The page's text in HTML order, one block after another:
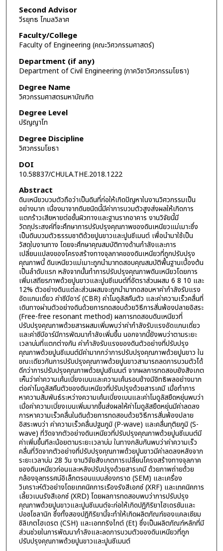
Second Advisor
วีรยุทธ โกมลวิลาศ
Faculty/College
Faculty of Engineering (คณะวิศวกรรมศาสตร์)
Department (if any)
Department of Civil Engineering (ภาควิชาวิศวกรรมโยธา)
Degree Name
วิศวกรรมศาสตรมหาบัณฑิต
Degree Level
ปริญญาโท
Degree Discipline
วิศวกรรมโยธา
DOI
10.58837/CHULA.THE.2018.1222
Abstract
ดินเหนียวบวมตัวถือว่าเป็นดินที่ก่อให้เกิดปัญหาในงานวิศวกรรมเป็น
อย่างมาก เนื่องมาจากดินชนิดนี้มีค่าการบวมตัวสูงส่งผลให้เกิดการ
แตกร้าวเสียหายต่อชั้นผิวทางและฐานรากอาคาร งานวิจัยนี้มี
วัตถุประสงค์ที่จะศึกษาการปรับปรุงคุณภาพของดินเหนียวแม่เมาะซึ่ง
เป็นดินบวมตัวธรรมชาติด้วยปูนขาวและปูนซีเมนต์ เพื่อนำมาใช้เป็น
วัสดุในงานทาง โดยจะศึกษาคุณสมบัติทางด้านกำลังและการ
เปลี่ยนแปลงของโครงสร้างทางจุลภาคของดินเหนียวที่ถูกปรับปรุง
คุณภาพนี้ ดินเหนียวแม่เมาะถูกนำมาทดสอบคุณสมบัติพื้นฐานเบื้องต้น
เป็นลำดับแรก หลังจากนั้นทำการปรับปรุงคุณภาพดินเหนียวโดยการ
เพิ่มเสถียรภาพด้วยปูนขาวและปูนซีเมนต์ที่อัตราส่วนผสม 6 8 10 และ
12% ตัวอย่างดินแต่ละส่วนผสมจะถูกนำมาทดสอบหาค่ากำลังรับแรง
อัดแกนเดี่ยว ค่าซีบีอาร์ (CBR) ค่าโมดูลัสคืนตัว และค่าความเร็วคลื่นที่
เดินทางผ่านตัวอย่างดินด้วยการทดสอบด้วยวิธีการสั่นพ้องปลายอิสระ
(Free-free resonant method) ผลการทดสอบดินเหนียวที่
ปรับปรุงคุณภาพด้วยสารผสมเพิ่มพบว่าค่ากำลังรับแรงอัดแกนเดี่ยว
และค่าซีบีอาร์มีการพัฒนากำลังเพิ่มขึ้น นอกจากนี้ยังพบว่าตามระยะ
เวลาบ่มที่แตกต่างกัน ค่ากำลังรับแรงของดินตัวอย่างที่ปรับปรุง
คุณภาพด้วยปูนซีเมนต์มีค่ามากกว่าการปรับปรุงคุณภาพด้วยปูนขาว ใน
ขณะเดียวกันการปรับปรุงคุณภาพด้วยปูนขาวสามารถลดการบวมตัวได้
ดีกว่าการปรับปรุงคุณภาพด้วยปูนซีเมนต์ จากผลการทดสอบยังสังเกต
เห็นว่าค่าความเค้นเบี่ยงเบนและความเค้นรอบข้างมีอิทธิพลอย่างมาก
ต่อค่าโมดูลัสคืนตัวของดินเหนียวที่ปรับปรุงด้วยสารเคมี เมื่อทำการ
หาความสัมพันธ์ระหว่างความเค้นเบี่ยงเบนและค่าโมดูลัสยืดหยุ่นพบว่า
เมื่อค่าความเบี่ยงเบนเพิ่มมากขึ้นส่งผลให้ค่าโมดูลัสยืดหยุ่นมีค่าลดลง
การหาความเร็วคลื่นในดินด้วยการทดสอบด้วยวิธีการสั่นพ้องปลาย
อิสระพบว่า ค่าความเร็วคลื่นปฐมภูมิ (P-wave) และคลื่นทุติยภูมิ (S-
wave) ที่วัดจากตัวอย่างดินเหนียวที่ปรับปรุงคุณภาพด้วยปูนซีเมนต์มี
ค่าเพิ่มขึ้นทีละน้อยตามระยะเวลาบ่ม ในทางกลับกันพบว่าค่าความเร็ว
คลื่นที่วัดจากตัวอย่างที่ปรับปรุงคุณภาพด้วยปูนขาวมีค่าลดลงหลังจาก
ระยะเวลาบ่ม 28 วัน งานวิจัยสังเกตการเปลี่ยนโครงสร้างทางจุลภาค
ของดินเหนียวก่อนและหลังปรับปรุงด้วยสารเคมี ด้วยภาพถ่ายด้วย
กล้องจุลทรรศน์อิเล็กตรอนแบบส่องกราด (SEM) และเครื่อง
วิเคราะห์ตัวอย่างโดยเทคนิคการเรืองรังสีเอกซ์ (XRF) และเทคนิคการ
เลี้ยวเบนรังสีเอกซ์ (XRD) โดยผลการทดสอบพบว่าการปรับปรุง
คุณภาพด้วยปูนขาวและปูนซีเมนต์จะก่อให้เกิดปฏิกิริยาไฮเดรชันและ
ปอซโซลานิก ซึ่งทั้งสองปฏิกิริยานี้จะทำให้เกิดผลิตภัณฑ์ของแคลเซียม
ซิลิเกตไฮเดรต (CSH) และเอททริงไกต์ (Et) ซึ่งเป็นผลิตภัณฑ์หลักที่มี
ส่วนช่วยในการพัฒนากำลังและลดการบวมตัวของดินเหนียวที่ถูก
ปรับปรุงคุณภาพด้วยปูนขาวและปูนซีเมนต์